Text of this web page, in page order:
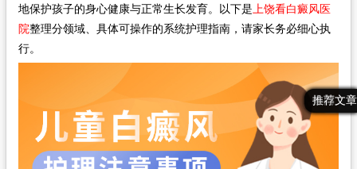
白癜风人群
白癜风部位
最新文章
热门文章
推荐文章
地保护孩子的身心健康与正常生长发育。以下是 上饶看白癜风医
院整理分领域、具体可操作的系统护理指南，请家长务必细心执
行。